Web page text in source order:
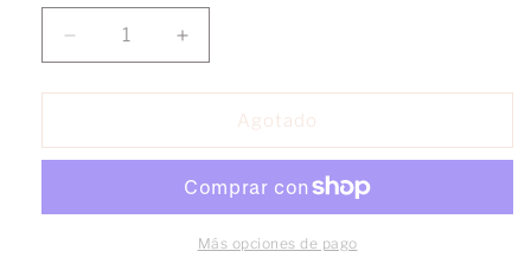
Reducir
cantidad
para
Luna
10k
Aumentar
cantidad
para
Broquel
Luna
oro
10k
Agotado
Más opciones de pago